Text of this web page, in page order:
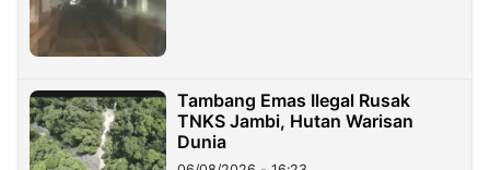
Tambang Emas Ilegal Rusak
TNKS Jambi, Hutan Warisan
Dunia